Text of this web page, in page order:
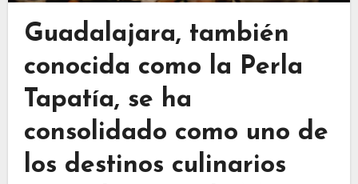
Guadalajara, también
conocida como la Perla
Tapatía, se ha
consolidado como uno de
los destinos culinarios